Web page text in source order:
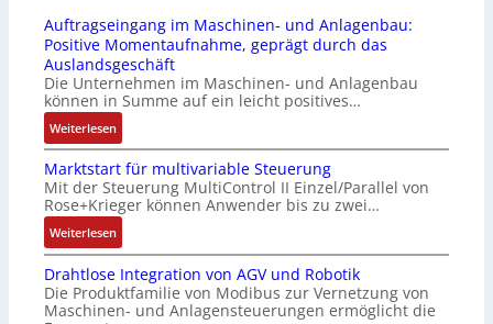
s
t
s
i
c
h
f
l
e
x
i
b
e
l
r
i
n
g
e
n
G
u
n
d
5
G
a
3
-
Z
e
r
t
i
f
i
z
i
e
u
n
u
c
k
a
u
s
g
l
e
i
c
h
e
l
Auftragseingang im Maschinen- und Anlagenbau:
Positive Momentaufnahme, geprägt durch das
Auslandsgeschäft
Die Unternehmen im Maschinen- und Anlagenbau
können in Summe auf ein leicht positives…
Weiterlesen:
A
u
f
t
r
a
g
s
e
Marktstart für multivariable Steuerung
Mit der Steuerung MultiControl II Einzel/Parallel von
Rose+Krieger können Anwender bis zu zwei…
Weiterlesen:
M
a
r
k
Drahtlose Integration von AGV und Robotik
Die Produktfamilie von Modibus zur Vernetzung von
Maschinen- und Anlagensteuerungen ermöglicht die